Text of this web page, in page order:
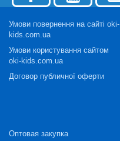
Умови повернення на сайті oki-
kids.com.ua
Умови користування сайтом
oki-kids.com.ua
Договор публичної оферти
Оптовая закупка